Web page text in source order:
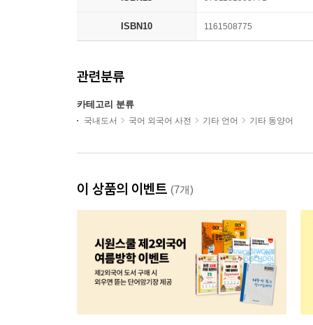
ISBN10 1161508775
관련분류
카테고리 분류
국내도서 국어 외국어 사전 기타 언어 기타 동양어
이 상품의 이벤트 (7개)